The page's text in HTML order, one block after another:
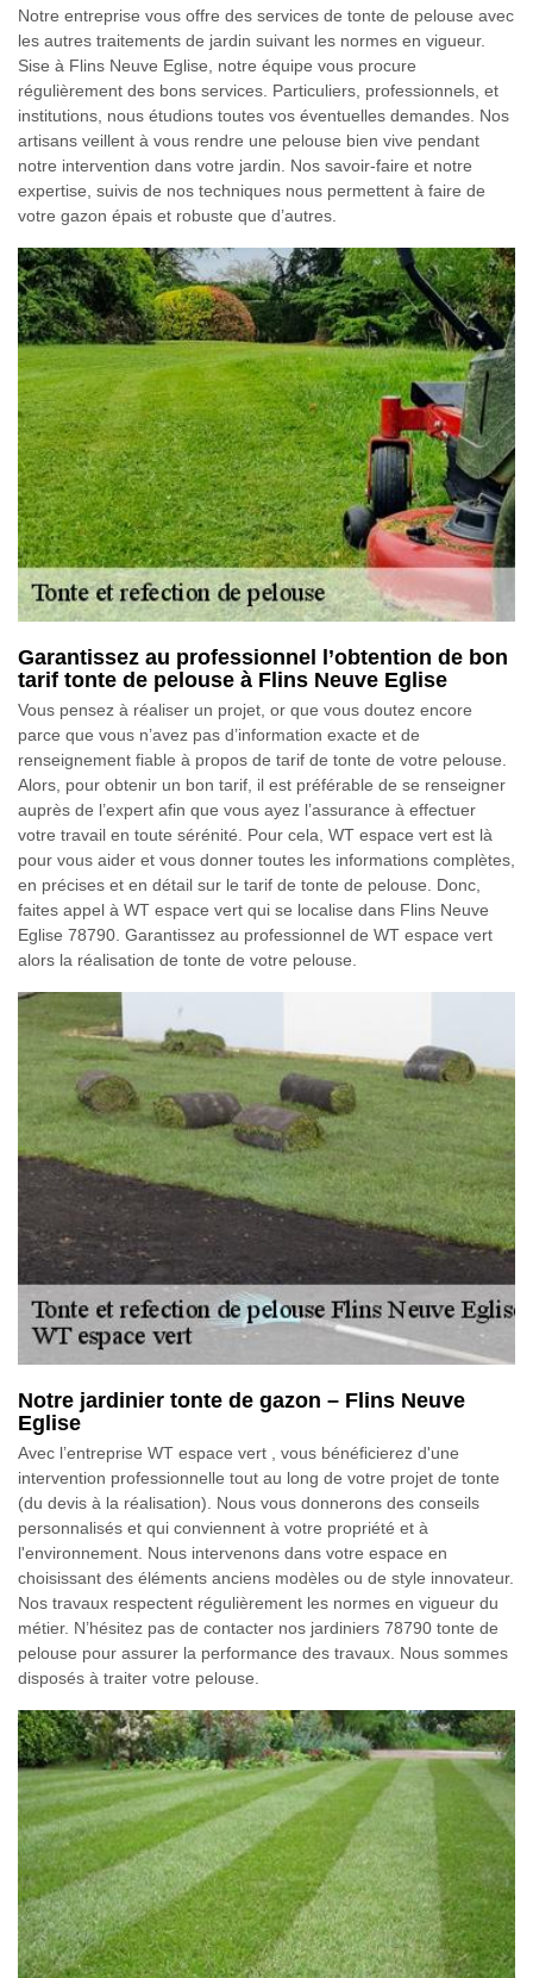
Notre entreprise vous offre des services de tonte de pelouse avec
les autres traitements de jardin suivant les normes en vigueur.
Sise à Flins Neuve Eglise, notre équipe vous procure
régulièrement des bons services. Particuliers, professionnels, et
institutions, nous étudions toutes vos éventuelles demandes. Nos
artisans veillent à vous rendre une pelouse bien vive pendant
notre intervention dans votre jardin. Nos savoir-faire et notre
expertise, suivis de nos techniques nous permettent à faire de
votre gazon épais et robuste que d’autres.
Garantissez au professionnel l’obtention de bon
tarif tonte de pelouse à Flins Neuve Eglise
Vous pensez à réaliser un projet, or que vous doutez encore
parce que vous n’avez pas d’information exacte et de
renseignement fiable à propos de tarif de tonte de votre pelouse.
Alors, pour obtenir un bon tarif, il est préférable de se renseigner
auprès de l’expert afin que vous ayez l’assurance à effectuer
votre travail en toute sérénité. Pour cela, WT espace vert est là
pour vous aider et vous donner toutes les informations complètes,
en précises et en détail sur le tarif de tonte de pelouse. Donc,
faites appel à WT espace vert qui se localise dans Flins Neuve
Eglise 78790. Garantissez au professionnel de WT espace vert
alors la réalisation de tonte de votre pelouse.
Notre jardinier tonte de gazon – Flins Neuve
Eglise
Avec l’entreprise WT espace vert , vous bénéficierez d'une
intervention professionnelle tout au long de votre projet de tonte
(du devis à la réalisation). Nous vous donnerons des conseils
personnalisés et qui conviennent à votre propriété et à
l'environnement. Nous intervenons dans votre espace en
choisissant des éléments anciens modèles ou de style innovateur.
Nos travaux respectent régulièrement les normes en vigueur du
métier. N’hésitez pas de contacter nos jardiniers 78790 tonte de
pelouse pour assurer la performance des travaux. Nous sommes
disposés à traiter votre pelouse.